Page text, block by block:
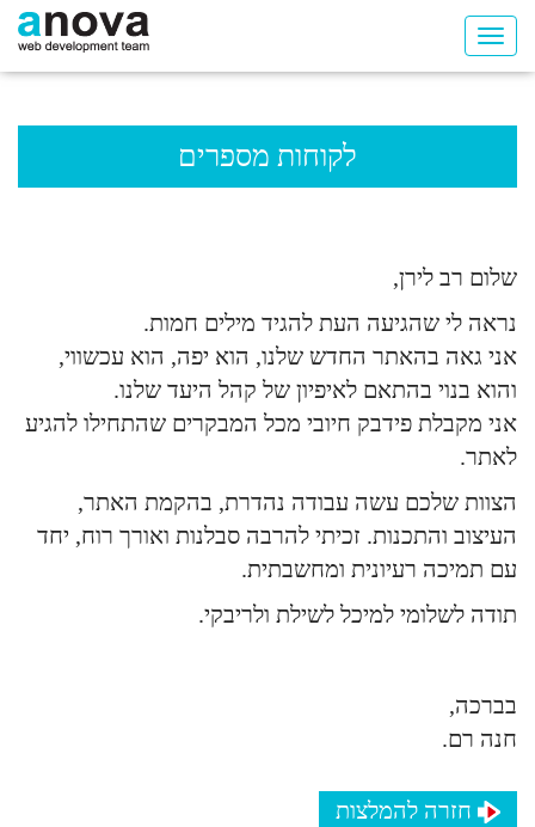
לקוחות מספרים
שלום רב לירן,
נראה לי שהגיעה העת להגיד מילים חמות.
אני גאה בהאתר החדש שלנו, הוא יפה, הוא עכשווי,
והוא בנוי בהתאם לאיפיון של קהל היעד שלנו.
אני מקבלת פידבק חיובי מכל המבקרים שהתחילו להגיע
לאתר.
הצוות שלכם עשה עבודה נהדרת, בהקמת האתר,
העיצוב והתכנות. זכיתי להרבה סבלנות ואורך רוח, יחד
עם תמיכה רעיונית ומחשבתית.
תודה לשלומי למיכל לשילת ולריבקי.
בברכה,
חנה רם.
חזרה להמלצות